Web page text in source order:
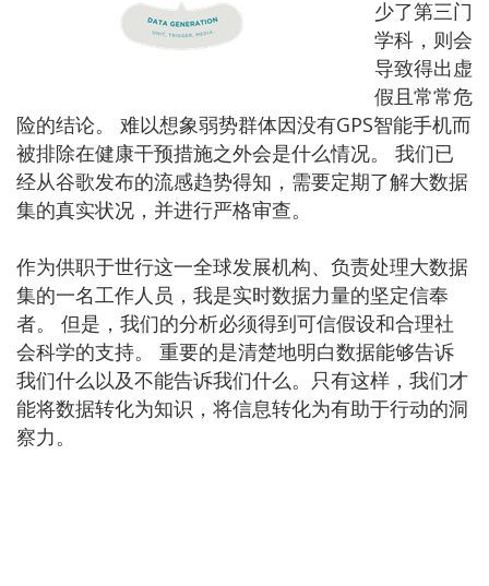
少了第三门
学科，则会
导致得出虚
假且常常危
险的结论。 难以想象弱势群体因没有GPS智能手机而
被排除在健康干预措施之外会是什么情况。 我们已
经从谷歌发布的流感趋势得知，需要定期了解大数据
集的真实状况，并进行严格审查。
作为供职于世行这一全球发展机构、负责处理大数据
集的一名工作人员，我是实时数据力量的坚定信奉
者。 但是，我们的分析必须得到可信假设和合理社
会科学的支持。 重要的是清楚地明白数据能够告诉
我们什么以及不能告诉我们什么。只有这样，我们才
能将数据转化为知识，将信息转化为有助于行动的洞
察力。